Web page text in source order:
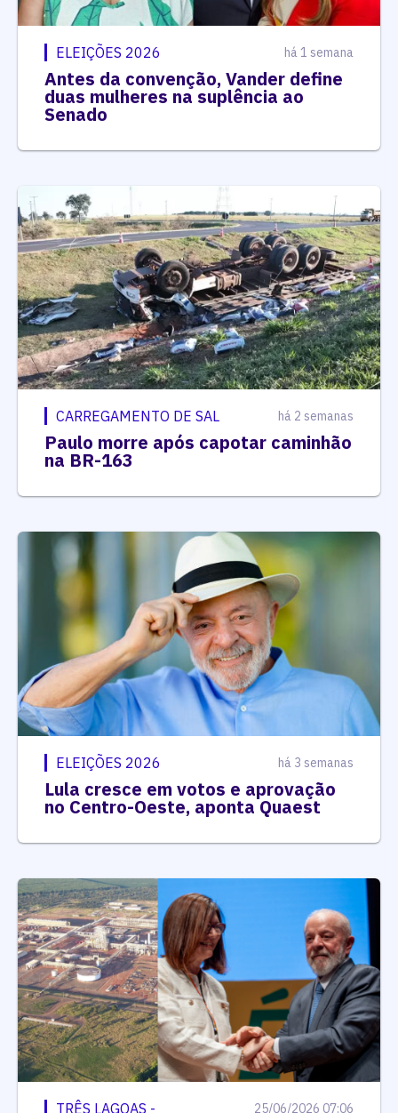
ELEIÇÕES 2026 há 1 semana
Antes da convenção, Vander define
duas mulheres na suplência ao
Senado
CARREGAMENTO DE SAL há 2 semanas
Paulo morre após capotar caminhão
na BR-163
ELEIÇÕES 2026 há 3 semanas
Lula cresce em votos e aprovação
no Centro-Oeste, aponta Quaest
TRÊS LAGOAS - 25/06/2026 07:06